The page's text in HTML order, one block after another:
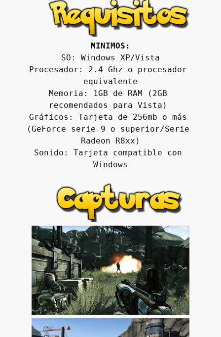
MINIMOS:
SO: Windows XP/Vista
Procesador: 2.4 Ghz o procesador
equivalente
Memoria: 1GB de RAM (2GB
recomendados para Vista)
Gráficos: Tarjeta de 256mb o más
(GeForce serie 9 o superior/Serie
Radeon R8xx)
Sonido: Tarjeta compatible con
Windows